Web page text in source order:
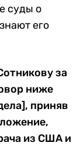
суды о
его
за
ниже
приняв
из США и